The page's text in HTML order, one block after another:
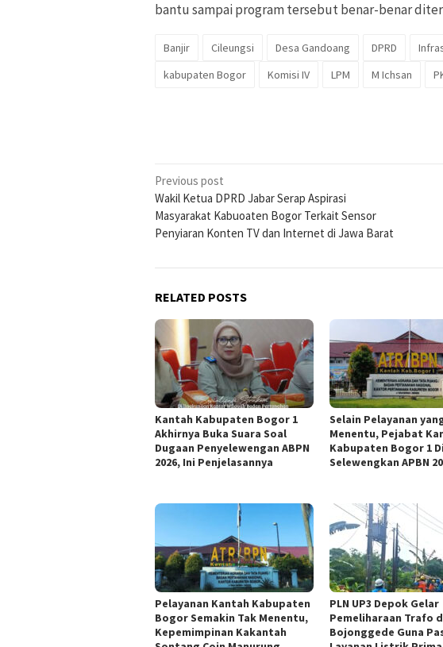
bantu sampai program tersebut benar-benar
Banjir Cileungsi Desa Gandoang DPRD
kabupaten Bogor
Komisi IV LPM M Ichsan
Post
navigation
Previous post
Wakil Ketua DPRD Jabar Serap Aspirasi
Masyarakat Kabuoaten Bogor Terkait Sensor
Penyiaran Konten TV dan Internet di Jawa Barat
RELATED POSTS
Kantah Kabupaten Bogor 1
Akhirnya Buka Suara Soal
Dugaan Penyelewengan ABPN
2026, Ini Penjelasannya
Selain Pelayanan
Menentu, Pejabat
Kabupaten Bogor 1
Selewengkan APBN
Pelayanan Kantah Kabupaten
Bogor Semakin Tak Menentu,
Kepemimpinan Kakantah
PLN UP3 Depok Gelar
Pemeliharaan Trafo
Bojonggede Guna